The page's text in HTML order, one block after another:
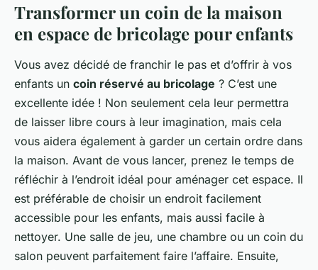
Transformer un coin de la maison
en espace de bricolage pour enfants
Vous avez décidé de franchir le pas et d’offrir à vos
enfants un coin réservé au bricolage ? C’est une
excellente idée ! Non seulement cela leur permettra
de laisser libre cours à leur imagination, mais cela
vous aidera également à garder un certain ordre dans
la maison. Avant de vous lancer, prenez le temps de
réfléchir à l’endroit idéal pour aménager cet espace. Il
est préférable de choisir un endroit facilement
accessible pour les enfants, mais aussi facile à
nettoyer. Une salle de jeu, une chambre ou un coin du
salon peuvent parfaitement faire l’affaire. Ensuite,